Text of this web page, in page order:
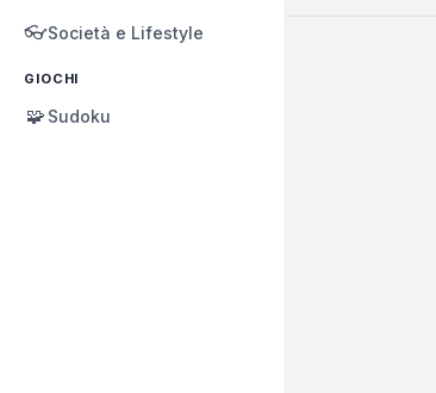
👓Società e Lifestyle
GIOCHI
🧩 Sudoku